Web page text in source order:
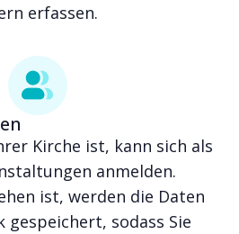
erfassen.
Kirche ist, kann sich als
anmelden.
ist, werden die Daten
gespeichert, sodass Sie